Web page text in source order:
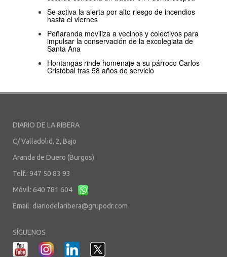
Se activa la alerta por alto riesgo de incendios
hasta el viernes
Peñaranda moviliza a vecinos y colectivos para
impulsar la conservación de la excolegiata de
Santa Ana
Hontangas rinde homenaje a su párroco Carlos
Cristóbal tras 58 años de servicio
DIARIO DE LA RIBERA
C/ Valladolid, 2, Bajo
Aranda de Duero (Burgos)
Telf.: 947 50 83 93
Móvil: 640 781 604
Email: diariodelaribera@grupodr.com
SÍGUENOS